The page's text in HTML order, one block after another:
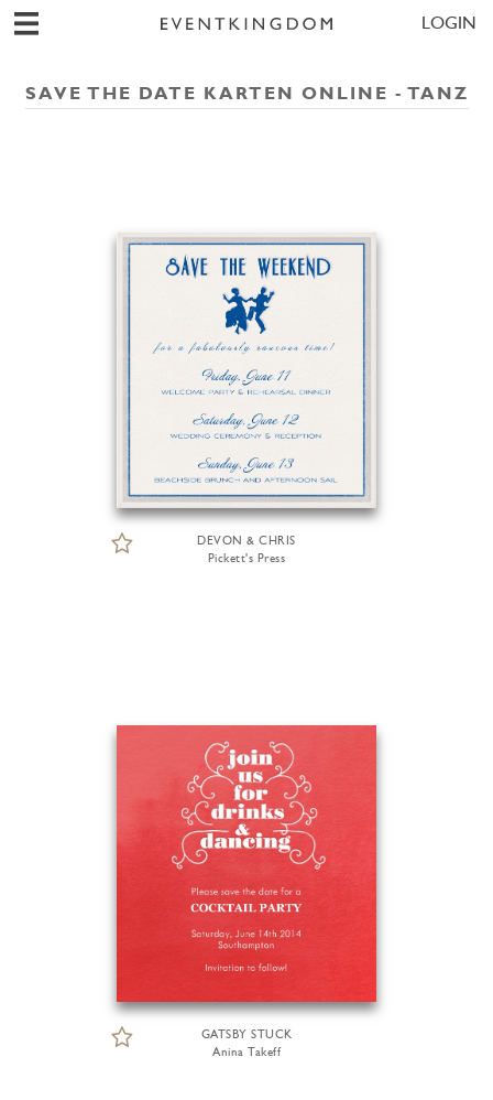
LOGIN
SAVE THE DATE KARTEN ONLINE - TANZ
DEVON & CHRIS
Pickett's Press
GATSBY STUCK
Anina Takeff